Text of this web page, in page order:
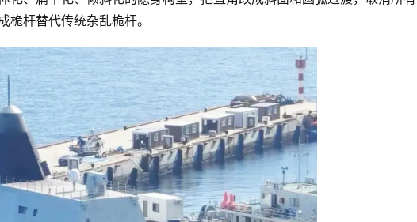
杆替代传统杂乱桅杆。